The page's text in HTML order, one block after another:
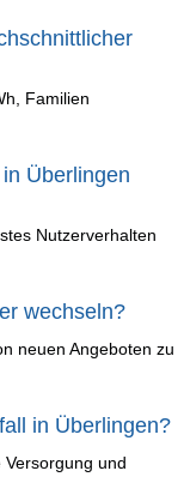
Familien
Überlingen
Nutzerverhalten
wechseln?
neuen Angeboten zu
in Überlingen?
und